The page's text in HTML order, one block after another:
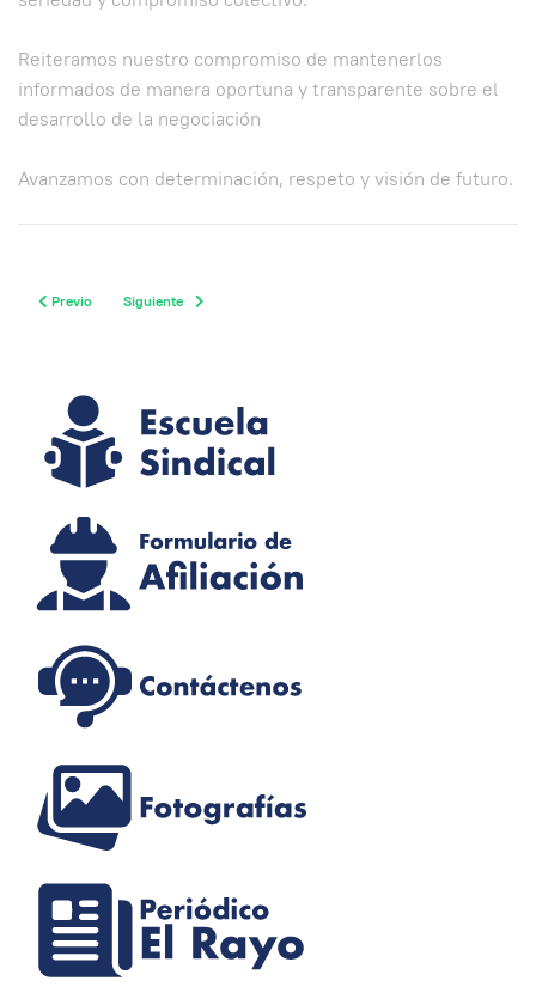
Reiteramos nuestro compromiso de mantenerlos
informados de manera oportuna y transparente sobre el
desarrollo de la negociación
Avanzamos con determinación, respeto y visión de futuro.
Previous article: Superservicios cuestiona la sostenibilidad del modelo de
Previo Next article: COMUNICADO A LOS AFILIADOS A
Siguiente